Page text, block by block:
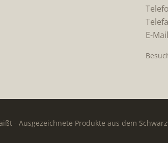
E-
- Ausgezeichnete Produkte aus dem